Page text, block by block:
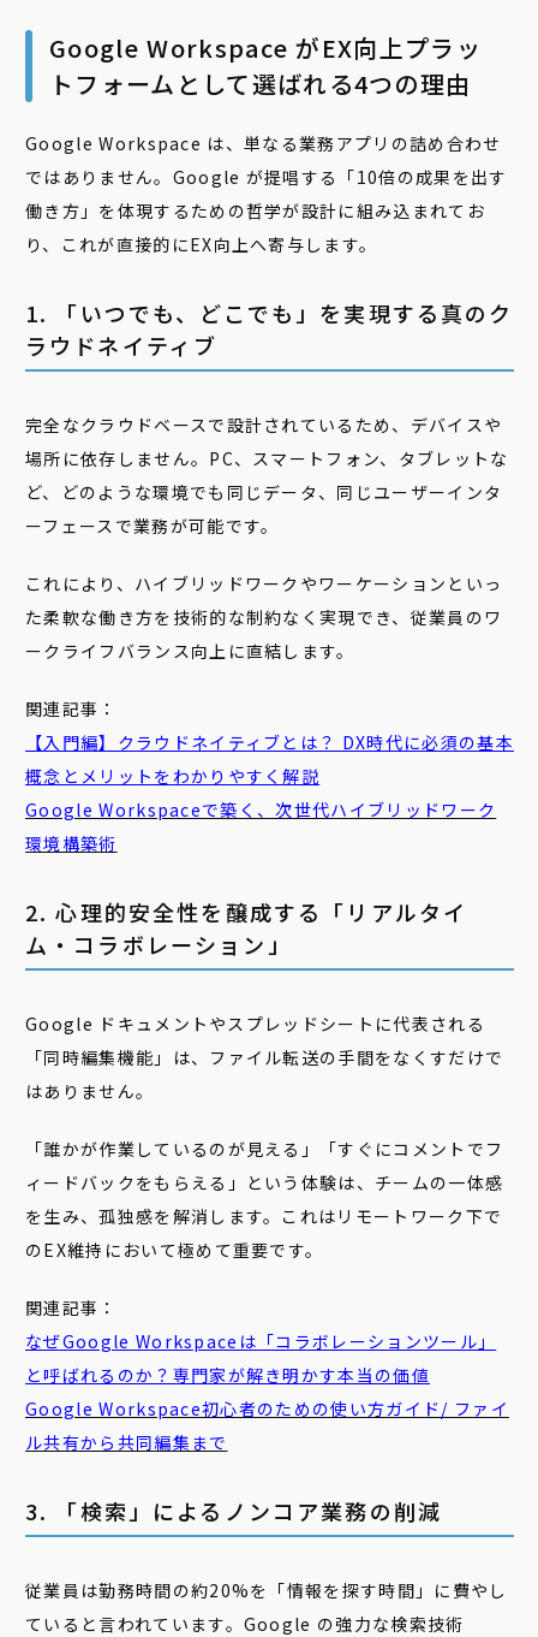
Google Workspace がEX向上プラッ
トフォームとして選ばれる4つの理由
Google Workspace は、単なる業務アプリの詰め合わせ
ではありません。Google が提唱する「10倍の成果を出す
働き方」を体現するための哲学が設計に組み込まれてお
り、これが直接的にEX向上へ寄与します。
1. 「いつでも、どこでも」を実現する真のク
ラウドネイティブ
完全なクラウドベースで設計されているため、デバイスや
場所に依存しません。PC、スマートフォン、タブレットな
ど、どのような環境でも同じデータ、同じユーザーインタ
ーフェースで業務が可能です。
これにより、ハイブリッドワークやワーケーションといっ
た柔軟な働き方を技術的な制約なく実現でき、従業員のワ
ークライフバランス向上に直結します。
関連記事：
【入門編】クラウドネイティブとは？ DX時代に必須の基本
概念とメリットをわかりやすく解説
Google Workspaceで築く、次世代ハイブリッドワーク
環境構築術
2. 心理的安全性を醸成する「リアルタイ
ム・コラボレーション」
Google ドキュメントやスプレッドシートに代表される
「同時編集機能」は、ファイル転送の手間をなくすだけで
はありません。
「誰かが作業しているのが見える」「すぐにコメントでフ
ィードバックをもらえる」という体験は、チームの一体感
を生み、孤独感を解消します。これはリモートワーク下で
のEX維持において極めて重要です。
関連記事：
なぜGoogle Workspaceは「コラボレーションツール」
と呼ばれるのか？専門家が解き明かす本当の価値
Google Workspace初心者のための使い方ガイド/ ファイ
ル共有から共同編集まで
3. 「検索」によるノンコア業務の削減
従業員は勤務時間の約20%を「情報を探す時間」に費やし
ていると言われています。Google の強力な検索技術